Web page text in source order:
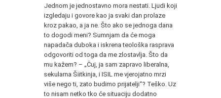
Jednom je jednostavno mora nestati. Ljudi koji
izgledaju i govore kao ja svaki dan prolaze
kroz pakao, a ja ne. Što ako se jednoga dana
to dogodi meni? Sumnjam da će moga
napadača duboka i iskrena teološka rasprava
odgovoriti od toga da me zlostavlja. Što da
mu kažem? – „Čuj, ja sam zapravo liberalna,
sekularna Šiitkinja, i ISIL me vjerojatno mrzi
više nego ti, zato budimo prijatelji“? Teško. Uz
to nisam netko tko će situaciju dodatno